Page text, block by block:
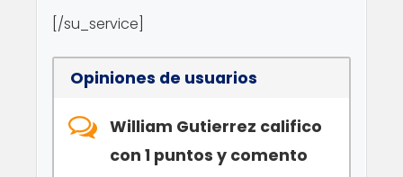
[/su_service]
Opiniones de usuarios
William Gutierrez califico
con 1 puntos y comento